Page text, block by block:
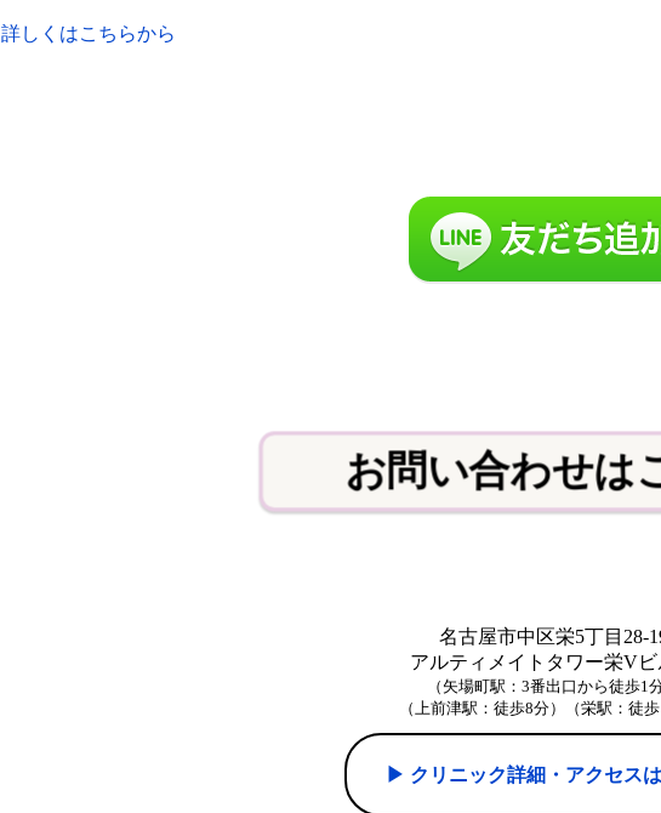
詳しくはこちらから
お問い合わせは
名古屋市中区栄5丁目28-
アルティメイトタワー栄Vビ
（矢場町駅：3番出口から徒歩1
（上前津駅：徒歩8分）（栄駅：徒
▶︎ クリニック詳細・アクセス